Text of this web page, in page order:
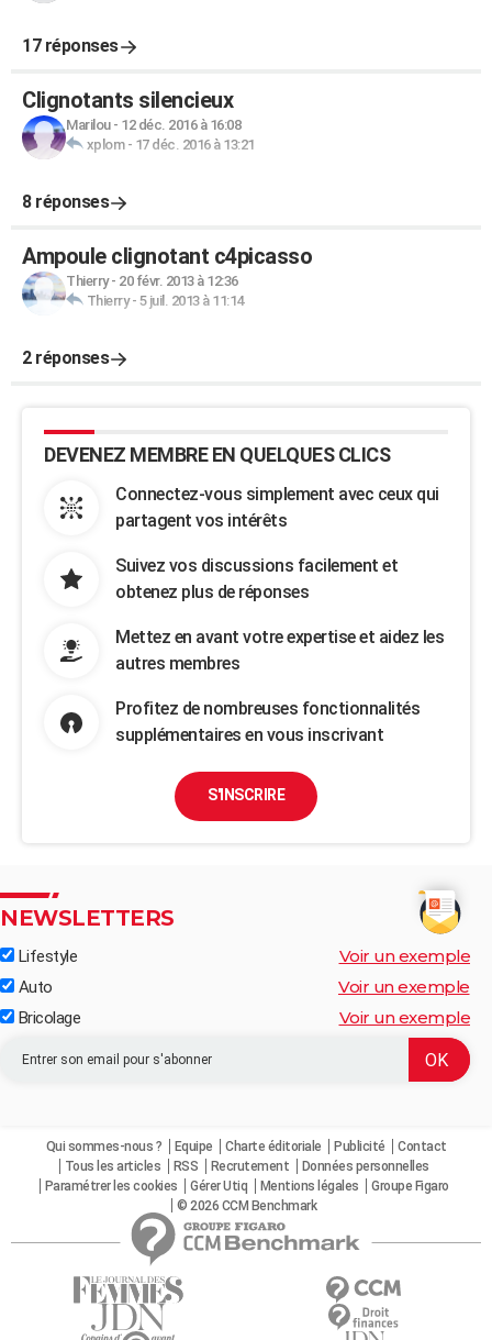
17 réponses
Clignotants silencieux
Marilou- 12 déc. 2016 à 16:08
xplom- 17 déc. 2016 à 13:21
8 réponses
Ampoule clignotant c4picasso
Thierry- 20 févr. 2013 à 12:36
Thierry- 5 juil. 2013 à 11:14
2 réponses
DEVENEZ MEMBRE EN QUELQUES CLICS
Connectez-vous simplement avec ceux qui
partagent vos intérêts
Suivez vos discussions facilement et
obtenez plus de réponses
Mettez en avant votre expertise et aidez les
autres membres
Profitez de nombreuses fonctionnalités
supplémentaires en vous inscrivant
S'INSCRIRE
NEWSLETTERS
Lifestyle Voir un exemple
Auto Voir un exemple
Bricolage Voir un exemple
Qui sommes-nous ? Equipe Charte éditoriale Publicité
Contact
Tous les articles
RSS Recrutement
Données personnelles
Paramétrer les cookies
Gérer Utiq Mentions légales
Groupe Figaro
© 2026 CCM Benchmark